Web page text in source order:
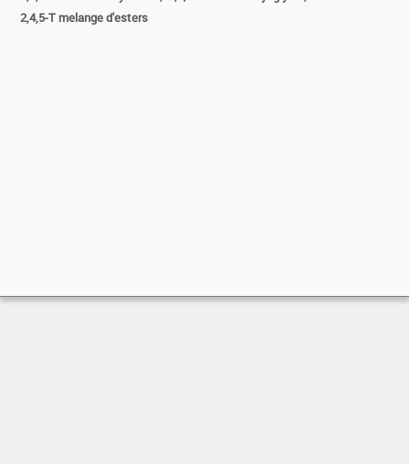
2,4,5-T melange d'esters